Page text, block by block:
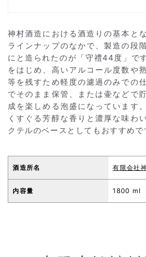
神村酒造における酒造りの基本と
ラインナップのなかで、製造の段
にと造られたのが「守禮44度」で
をはじめ、高いアルコール度数や
等を残すため軽度の濾過のみでの
でそのまま保管、または壷などで
成を楽しめる泡盛になっています
くすぐる芳醇な香りと濃厚な味わ
クテルのベースとしてもおすすめで
酒造所名 有限会社
内容量 1800 ml